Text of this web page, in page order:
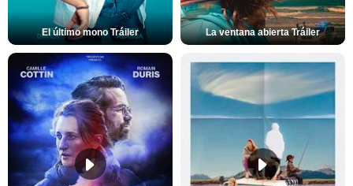
El último mono Tráiler La ventana abierta Tráiler